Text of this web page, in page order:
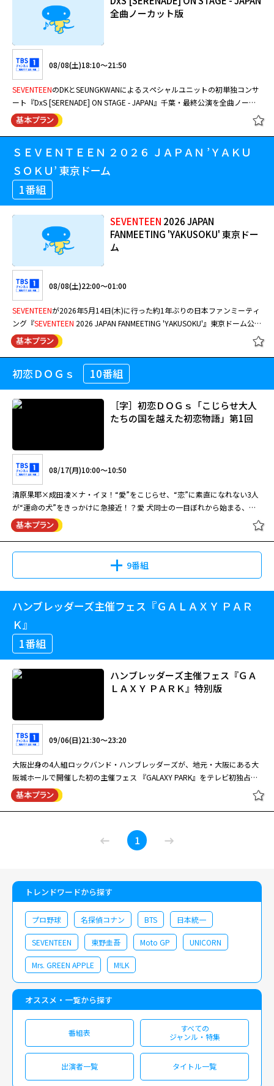
全曲ノーカット版
08/08(土)18:10～21:50
SEVENTEENのDKとSEUNGKWANによるスペシャルユニットの初単独コンサ
ート『DxS [SERENADE] ON STAGE - JAPAN』千葉・最終公演を全曲ノーカ
ットで独占放送！
ＳＥＶＥＮＴＥＥＮ ２０２６ ＪＡＰＡＮ ’ＹＡＫＵ
ＳＯＫＵ’ 東京ドーム
1番組
SEVENTEEN 2026 JAPAN
FANMEETING 'YAKUSOKU' 東京ドー
ム
08/08(土)22:00～01:00
SEVENTEENが2026年5月14日(木)に行った約1年ぶりの日本ファンミーティ
ング『SEVENTEEN 2026 JAPAN FANMEETING 'YAKUSOKU'』東京ドーム公演
を独占放送！
初恋ＤＯＧｓ 10番組
［字］初恋ＤＯＧｓ「こじらせ大人
たちの国を越えた初恋物語」第1回
08/17(月)10:00～10:50
清原果耶×成田凌×ナ・イヌ！“愛”をこじらせ、“恋”に素直になれない3人
が“運命の犬”をきっかけに急接近！？愛 犬同士の一目ぼれから始まる、ワ
ケアリ男女3人＆2匹の犬が繰り広げる、国を越えたラブストーリー！ 清原
果耶演じる花村愛子は、離婚訴訟を専門に手掛ける敏腕弁護士。完璧主義で
温かい人物でもある。仕事は完璧にこなす半面、不仲な両親を見て育ったこ
と で恋や愛を信じなくなってしまった、いわば“こじらせ女子”。プライベ
を演じたのが、成田凌。動物病院で若き院長を務め、日々動 物たちの命に
向き合っている快は、腕もルックスも良くスタッフや患者からも慕われてい
る。一見“陽キャ”だが、どこか つかみどころがなく、実は周りに人を寄せ
付けない人物。快には「将軍」（レオ）と名付けた愛犬がいる。1年前に迷
い 犬として病院に運ばれてきたところを保護し、今ではすっかり大事な相
棒だ。 快は将軍の散歩中にサクラを連れた愛子と出会い、愛犬同士が一目
惚れしたことで、ふたりの運命も大きく動き出 す！また、迷い犬になる前
命を 持って日本に来て快に近づこうとし、ひょんなことから愛子とも出会
うことに。 “愛”をこじらせている男女3人が犬をきっかけに出会い、時にぶ
つかり合いながらも“愛”を知っていく、爽やかで優しい ラブストーリー。
2025年作品。
9番組
ハンブレッダーズ主催フェス『ＧＡＬＡＸＹ ＰＡＲ
Ｋ』
1番組
ハンブレッダーズ主催フェス『ＧＡ
ＬＡＸＹ ＰＡＲＫ』特別版
09/06(日)21:30～23:20
大阪出身の4人組ロックバンド・ハンブレッダーズが、地元・大阪にある大
阪城ホールで開催した初の主催フェス 『GALAXY PARK』をテレビ初独占放
送！ 高校1年生の文化祭出演をきっかけに結成されたハンブレッダーズ。
2024年に結成15周年を迎え、「生まれ育った大 阪にバンドとして恩返しが
の先輩アーティスト・岡崎体育をはじめ、マカロニえんぴつ、KANA-
BOON、キュウソネコカミ、KOTORI、 ズーカラデル、ナードマグネット、
が即日快諾するなど、ライブでは互いへのリスペクトがあ ふれる愛に満ち
た空間が広がった。 “銀河のように壮大な歌も、公園で鳴っているような素
記念すべき第1回のライブステージに加え、スペシャルインタビューやここ
でしか見ることのできない 本番前後の舞台裏映像もお届け。 ますます注目
を浴びるハンブレッダーズをはじめとしたロックバンドたちが、音楽を通し
て届けるそれぞれの想いを受け 取っていただきたい。ハンブレッダーズの
キャリア史上最大のお祭りライブを、どうぞお見逃しなく。 【放送アーテ
ィスト・放送楽曲】 ＜キュウソネコカミ＞ 01.GALAXY 02.変な踊り 03.私飽
きぬ私 ＜岡崎体育＞ 01.なにをやってもあかんわ 02.FRIENDS ＜KANA-
BOON＞ 01.スターマーカー 02.まっさら ＜ハンブレッダーズ＞ 01.グー
02.DAY DREAM BEAT 03.DANCING IN THE ROOM 04.ビリビリ 05.ちょっとロ
ンリー 06.銀河高速 ※ハンブレッダーズの4曲目タイトルの「ビリビリ」
は、正式には雷の絵文字です。システムの都合上「ビリビリ」となって お
1
トレンドワードから探す
プロ野球 名探偵コナン BTS 日本統一
SEVENTEEN 東野圭吾 Moto GP UNICORN
Mrs. GREEN APPLE M!LK
オススメ・一覧から探す
番組表
すべての
ジャンル・特集
出演者一覧 タイトル一覧